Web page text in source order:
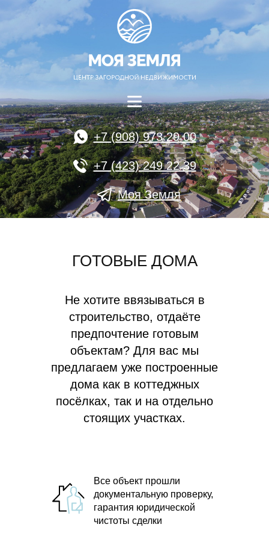
+7 (908) 973 29 00
+7 (423) 249 22 39
Моя Земля
ГОТОВЫЕ ДОМА
Не хотите ввязываться в
строительство, отдаёте
предпочтение готовым
объектам? Для вас мы
предлагаем уже построенные
дома как в коттеджных
посёлках, так и на отдельно
стоящих участках.
Все объект прошли
документальную проверку,
гарантия юридической
чистоты сделки